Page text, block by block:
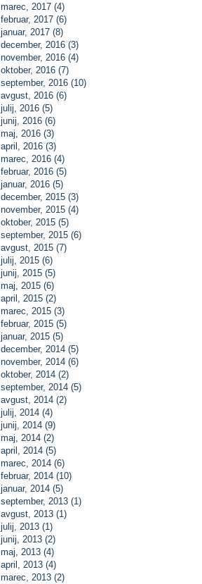
marec, 2017 (4)
februar, 2017 (6)
januar, 2017 (8)
december, 2016 (3)
november, 2016 (4)
oktober, 2016 (7)
september, 2016 (10)
avgust, 2016 (6)
julij, 2016 (5)
junij, 2016 (6)
maj, 2016 (3)
april, 2016 (3)
marec, 2016 (4)
februar, 2016 (5)
januar, 2016 (5)
december, 2015 (3)
november, 2015 (4)
oktober, 2015 (5)
september, 2015 (6)
avgust, 2015 (7)
julij, 2015 (6)
junij, 2015 (5)
maj, 2015 (6)
april, 2015 (2)
marec, 2015 (3)
februar, 2015 (5)
januar, 2015 (5)
december, 2014 (5)
november, 2014 (6)
oktober, 2014 (2)
september, 2014 (5)
avgust, 2014 (2)
julij, 2014 (4)
junij, 2014 (9)
maj, 2014 (2)
april, 2014 (5)
marec, 2014 (6)
februar, 2014 (10)
januar, 2014 (5)
september, 2013 (1)
avgust, 2013 (1)
julij, 2013 (1)
junij, 2013 (2)
maj, 2013 (4)
april, 2013 (4)
marec, 2013 (2)